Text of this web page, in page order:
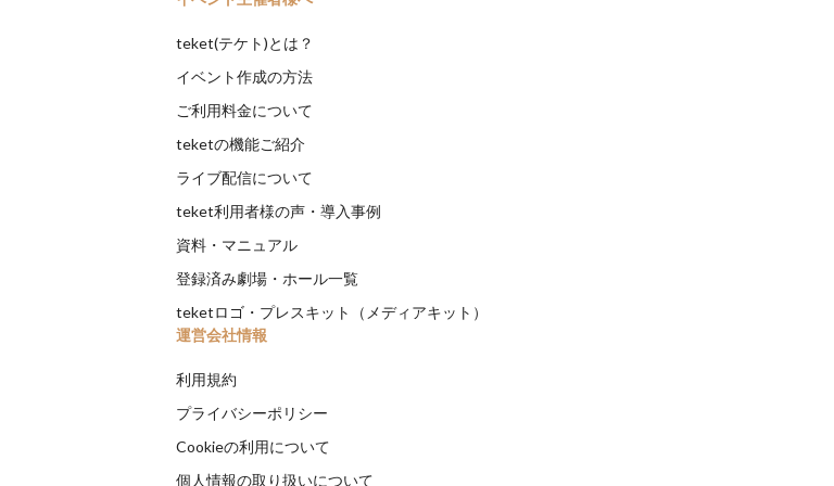
teket(テケト)とは？
イベント作成の方法
ご利用料金について
teketの機能ご紹介
ライブ配信について
teket利用者様の声・導入事例
資料・マニュアル
登録済み劇場・ホール一覧
teketロゴ・プレスキット（メディアキット）
運営会社情報
利用規約
プライバシーポリシー
Cookieの利用について
個人情報の取り扱いについて